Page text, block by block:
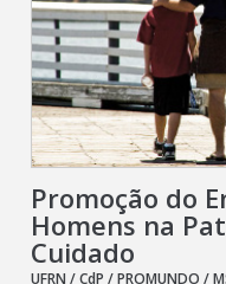
Promoção do
Homens na
Cuidado
UFRN / CdP / PROMUNDO /